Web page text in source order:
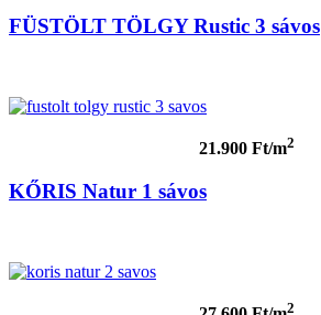
FÜSTÖLT TÖLGY Rustic 3 sávos
21.900 Ft/m2
KŐRIS Natur 1 sávos
2